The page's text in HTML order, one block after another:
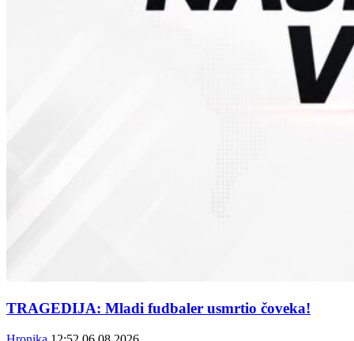
TRAGEDIJA: Mladi fudbaler usmrtio čoveka!